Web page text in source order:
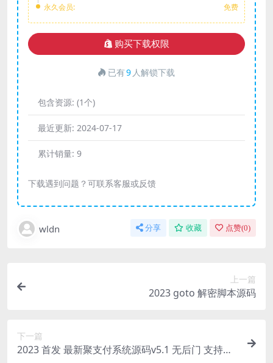
永久会员: 免费
购买下载权限
已有9 人解锁下载
包含资源: (1个)
最近更新: 2024-07-17
累计销量: 9
下载遇到问题？可联系客服或反馈
wldn 分享 收藏 点赞(0)
上一篇
2023 goto 解密脚本源码
下一篇
2023 首发 最新聚支付系统源码v5.1 无后门 支持易